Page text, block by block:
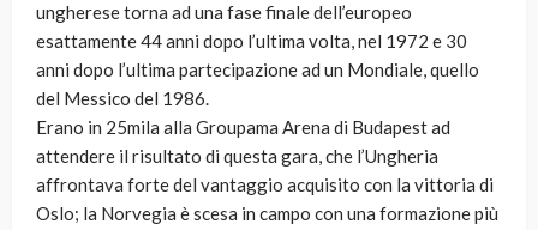
ungherese torna ad una fase finale dell’europeo
esattamente 44 anni dopo l’ultima volta, nel 1972 e 30
anni dopo l’ultima partecipazione ad un Mondiale, quello
del Messico del 1986.
Erano in 25mila alla Groupama Arena di Budapest ad
attendere il risultato di questa gara, che l’Ungheria
affrontava forte del vantaggio acquisito con la vittoria di
Oslo; la Norvegia è scesa in campo con una formazione più